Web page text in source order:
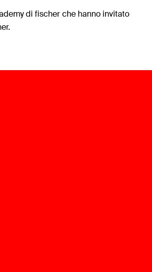
di fischer che hanno invitato